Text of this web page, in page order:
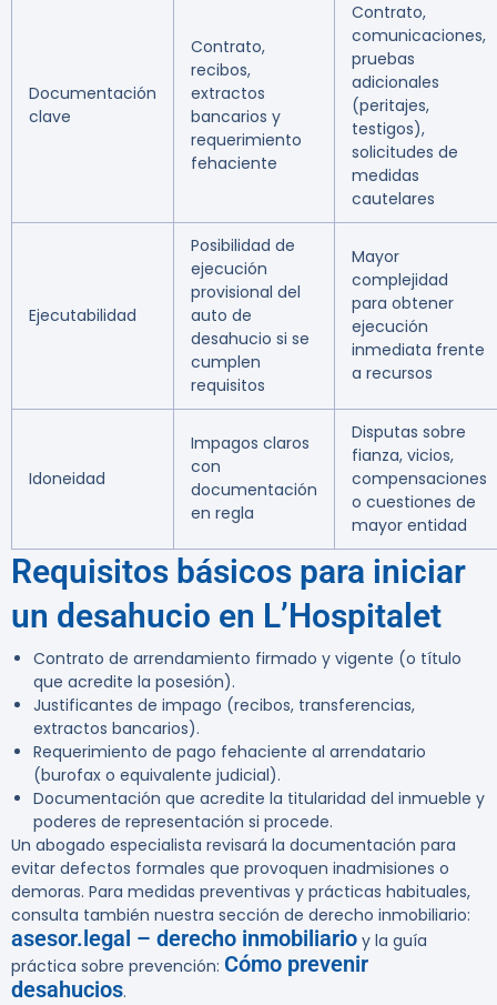
Documentación
clave
Contrato,
recibos,
extractos
bancarios y
requerimiento
fehaciente
Contrato,
comunicaciones,
pruebas
adicionales
(peritajes,
testigos),
solicitudes de
medidas
cautelares
Ejecutabilidad
Posibilidad de
ejecución
provisional del
auto de
desahucio si se
cumplen
requisitos
Mayor
complejidad
para obtener
ejecución
inmediata frente
a recursos
Idoneidad
Impagos claros
con
documentación
en regla
Disputas sobre
fianza, vicios,
compensaciones
o cuestiones de
mayor entidad
Requisitos básicos para iniciar
un desahucio en L’Hospitalet
Contrato de arrendamiento firmado y vigente (o título
que acredite la posesión).
Justificantes de impago (recibos, transferencias,
extractos bancarios).
Requerimiento de pago fehaciente al arrendatario
(burofax o equivalente judicial).
Documentación que acredite la titularidad del inmueble y
poderes de representación si procede.
Un abogado especialista revisará la documentación para
evitar defectos formales que provoquen inadmisiones o
demoras. Para medidas preventivas y prácticas habituales,
consulta también nuestra sección de derecho inmobiliario:
asesor.legal – derecho inmobiliario y la guía
práctica sobre prevención: Cómo prevenir
desahucios.